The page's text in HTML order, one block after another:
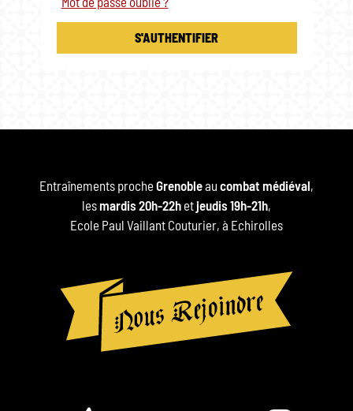
Mot de passe oublié ?
S'AUTHENTIFIER
Entraînements procheGrenobleau combat médiéval ,
les mardis 20h-22h etjeudis 19h-21h,
Ecole Paul Vaillant Couturier, à Echirolles